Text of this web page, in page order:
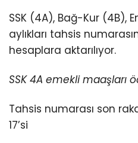
SSK (4A), Bağ-Kur (4B),
aylıkları tahsis
hesaplara aktarılıyor.
SSK 4A emekli maaşları
Tahsis numarası son
17’si